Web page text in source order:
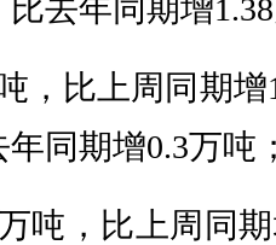
比去年同期增
，比上周同期
同期增0.3万吨
吨，比上周同